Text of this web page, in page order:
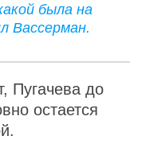
была на
Вассерман.
Пугачева до
остается